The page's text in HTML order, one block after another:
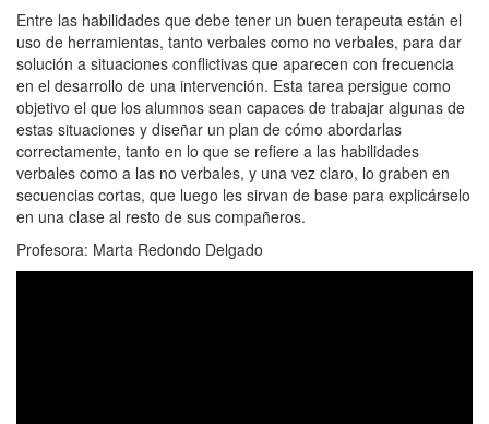
Entre las habilidades que debe tener un buen terapeuta están el
uso de herramientas, tanto verbales como no verbales, para dar
solución a situaciones conflictivas que aparecen con frecuencia
en el desarrollo de una intervención. Esta tarea persigue como
objetivo el que los alumnos sean capaces de trabajar algunas de
estas situaciones y diseñar un plan de cómo abordarlas
correctamente, tanto en lo que se refiere a las habilidades
verbales como a las no verbales, y una vez claro, lo graben en
secuencias cortas, que luego les sirvan de base para explicárselo
en una clase al resto de sus compañeros.
Profesora: Marta Redondo Delgado